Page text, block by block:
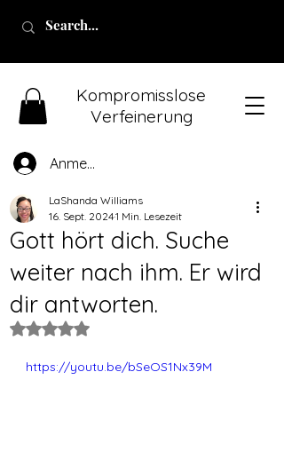
Anmelden
Kompromisslose
Verfeinerung
Gott hört dich. Suche
weiter nach ihm. Er wird
dir antworten.
LaShanda Williams
16. Sept. 20241 Min. Lesezeit
Mit NaN von 5 Sternen bewertet.
https://youtu.be/bSeOS1Nx39M